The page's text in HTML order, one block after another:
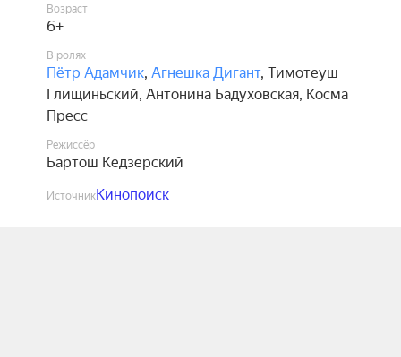
Возраст
6+
В ролях
Пётр Адамчик, Агнешка Дигант, Тимотеуш
Глищиньский, Антонина Бадуховская, Косма
Пресс
Режиссёр
Бартош Кедзерский
ИсточникКинопоиск